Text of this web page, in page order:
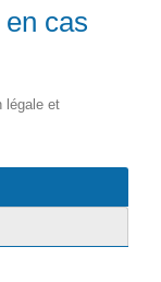
cas
légale et